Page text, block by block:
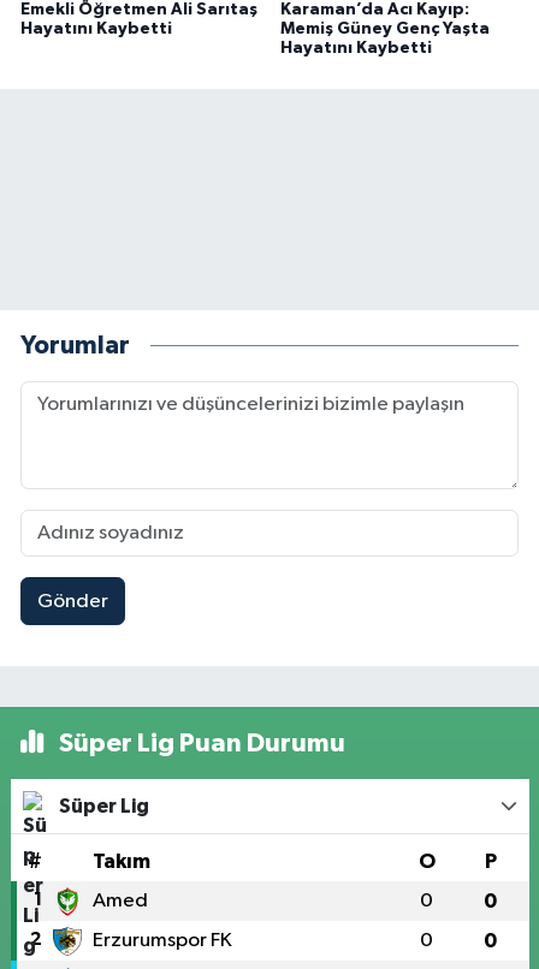
Emekli Öğretmen Ali Sarıtaş
Hayatını Kaybetti
Karaman’da Acı Kayıp:
Memiş Güney Genç Yaşta
Hayatını Kaybetti
Yorumlar
Gönder
Süper Lig Puan Durumu
Süper Lig
# Takım O P
1 Amed 0 0
2 Erzurumspor FK 0 0